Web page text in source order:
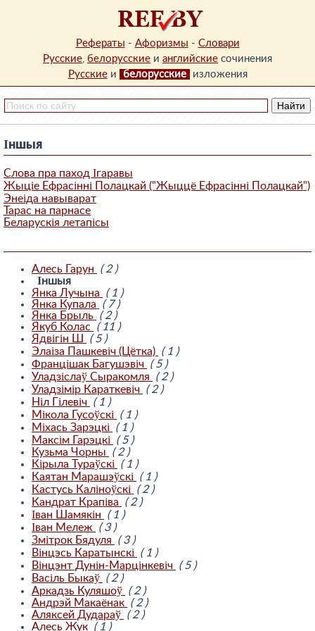
Рефераты - Афоризмы - Словари
Русские, белорусские и английские сочинения
Русскиеи белорусские изложения
Іншыя
Слова пра паход Ігаравы
Жыціе Ефрасінні Полацкай ("Жыццё Ефрасінні Полацкай")
Энеіда навыварат
Тарас на парнасе
Беларускія летапісы
Алесь Гарун
( 2 )
Іншыя
Янка Лучына
( 1 )
Янка Купала
( 7 )
Янка Брыль ( 2 )
Якуб Колас
( 11 )
Ядвігін Ш
( 5 )
Элаіза Пашкевіч (Цётка) ( 1 )
Францішак Багушэвіч ( 5 )
Уладзіслаў Сыракомля
( 2 )
Уладзімір Караткевіч ( 2 )
Ніл Гілевіч ( 1 )
Мікола Гусоўскі
( 1 )
Міхась Зарэцкі
( 1 )
Максім Гарэцкі
( 5 )
Кузьма Чорны
( 2 )
Кірыла Тураўскі
( 1 )
Каятан Марашэўскі
( 1 )
Кастусь Каліноўскі
( 2 )
Кандрат Крапіва
( 2 )
Іван Шамякін
( 1 )
Іван Мележ
( 3 )
Змітрок Бядуля
( 3 )
Вінцэсь Каратынскі
( 1 )
Вінцэнт Дунін-Марцінкевіч ( 5 )
Васіль Быкаў ( 2 )
Аркадзь Куляшоў ( 2 )
Андрэй Макаёнак ( 2 )
Аляксей Дудараў ( 2 )
Алесь Жук ( 1 )